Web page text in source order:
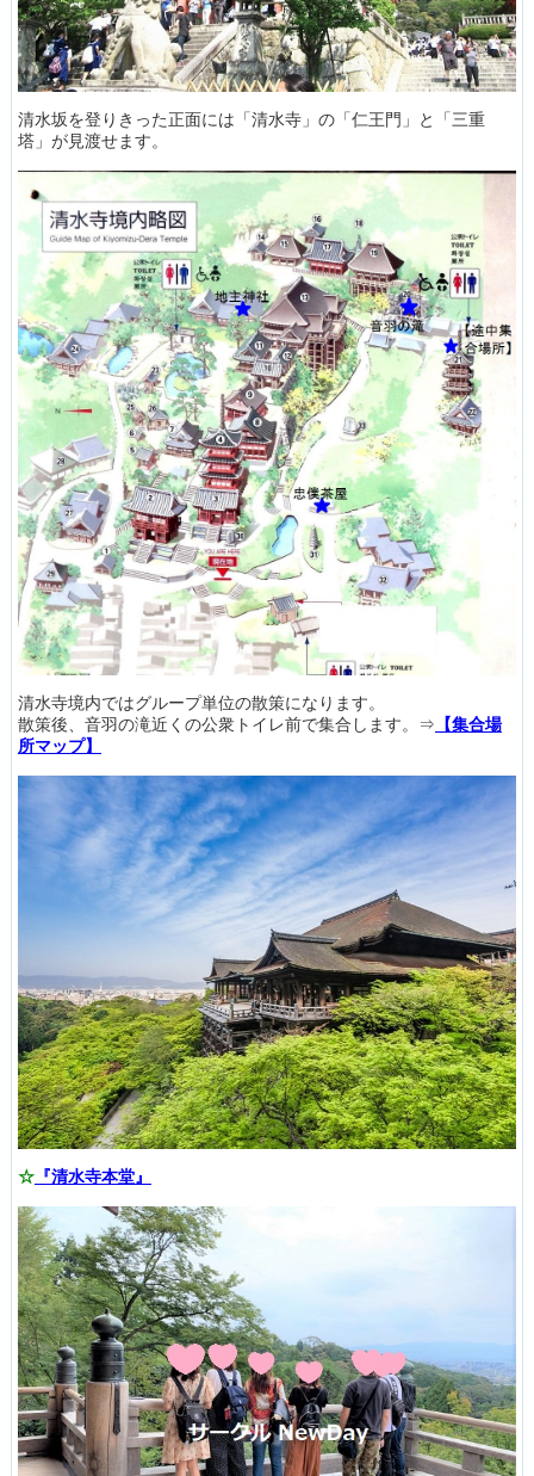
清水坂を登りきった正面には「清水寺」の「仁王門」と「三重
塔」が見渡せます。
清水寺境内ではグループ単位の散策になります。
散策後、音羽の滝近くの公衆トイレ前で集合します。⇒ 【集合場
所マップ】
☆『清水寺本堂』